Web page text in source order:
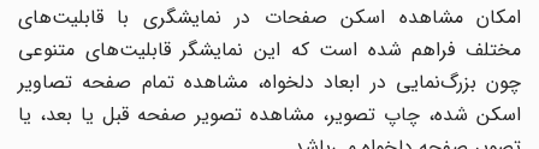
امکان مشاهده اسکن صفحات در نمایشگری با قابلیت‌های
مختلف فراهم شده است که این نمایشگر قابلیت‌های متنوعی
چون بزرگ‌نمایی در ابعاد دلخواه، مشاهده تمام صفحه تصاویر
اسکن شده، چاپ تصویر، مشاهده تصویر صفحه قبل یا بعد، یا